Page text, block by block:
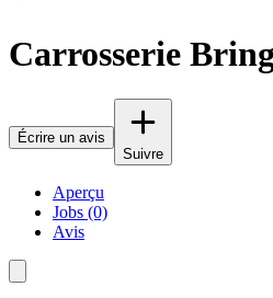
Carrosserie
Écrire un avis
Suivre
Aperçu
Jobs (0)
Avis